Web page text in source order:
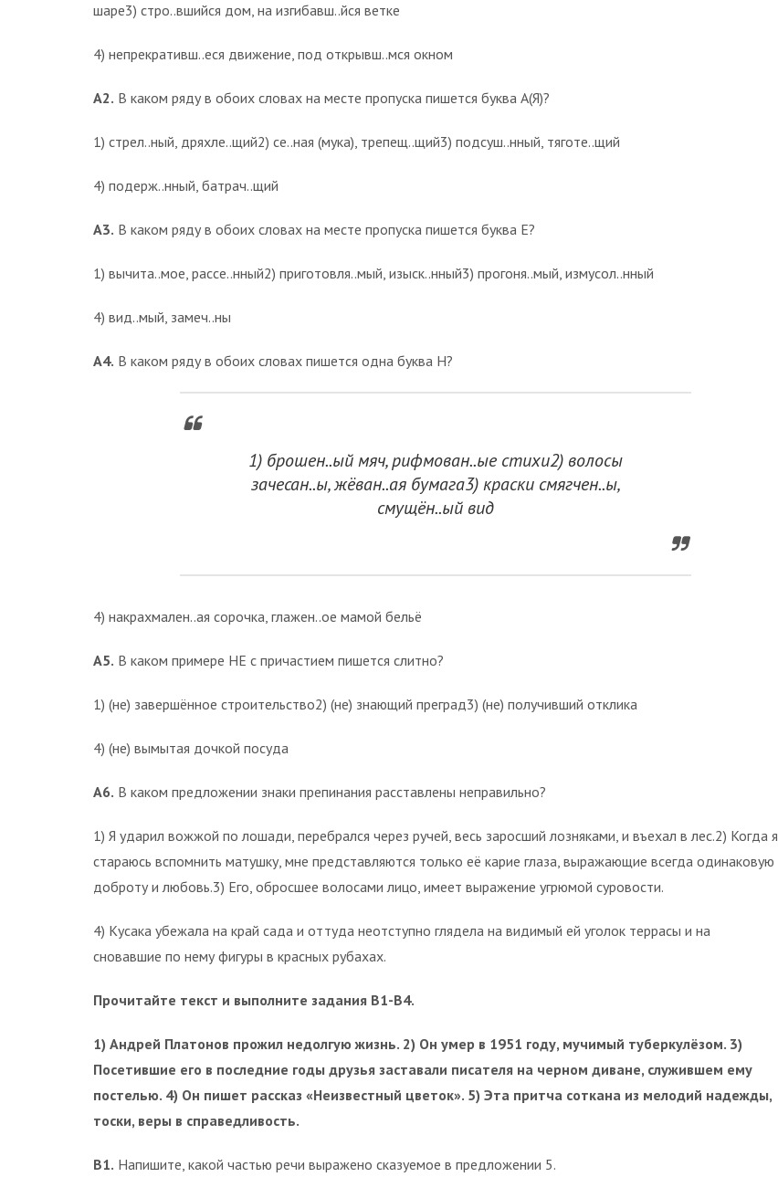
шаре3) стро..вшийся дом, на изгибавш..йся ветке
4) непрекративш..еся движение, под открывш..мся окном
А2. В каком ряду в обоих словах на месте пропуска пишется буква А(Я)?
1) стрел..ный, дряхле..щий2) се..ная (мука), трепещ..щий3) подсуш..нный, тяготе..щий
4) подерж..нный, батрач..щий
А3. В каком ряду в обоих словах на месте пропуска пишется буква Е?
1) вычита..мое, рассе..нный2) приготовля..мый, изыск..нный3) прогоня..мый, измусол..нный
4) вид..мый, замеч..ны
А4. В каком ряду в обоих словах пишется одна буква Н?
1) брошен..ый мяч, рифмован..ые стихи2) волосы
зачесан..ы, жёван..ая бумага3) краски смягчен..ы,
смущён..ый вид
4) накрахмален..ая сорочка, глажен..ое мамой бельё
A5. В каком примере НЕ с причастием пишется слитно?
1) (не) завершённое строительство2) (не) знающий преград3) (не) получивший отклика
4) (не) вымытая дочкой посуда
А6. В каком предложении знаки препинания расставлены неправильно?
1) Я ударил вожжой по лошади, перебрался через ручей, весь заросший лозняками, и въехал в лес.2) Когда я
стараюсь вспомнить матушку, мне представляют­ся только её карие глаза, выражающие всегда одинако­вую
доброту и любовь.3) Его, обросшее волосами лицо, имеет выражение угрю­мой суровости.
4) Кусака убежала на край сада и оттуда неотступно гля­дела на видимый ей уголок террасы и на
сновавшие по нему фигуры в красных рубахах.
Прочитайте текст и выполните задания В1-В4.
1) Андрей Платонов прожил недолгую жизнь. 2) Он умер в 1951 году, мучимый туберкулёзом. 3)
Посетившие его в последние годы друзья заставали писателя на черном дива­не, служившем ему
постелью. 4) Он пишет рассказ «Неиз­вестный цветок». 5) Эта притча соткана из мелодий надеж­ды,
тоски, веры в справедливость.
В1. Напишите, какой частью речи выражено сказуемое в пред­ложении 5.